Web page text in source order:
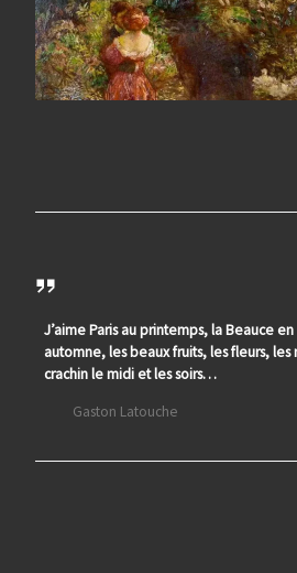
J’aime Paris au printemps, la Beauce
automne, les beaux fruits, les fleurs,
crachin le midi et les soirs…
Gaston Latouche